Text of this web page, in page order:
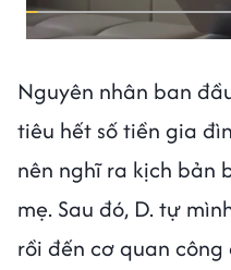
Nguyên nhân ban
tiêu hết số tiền gia
nên nghĩ ra kịch bản
mẹ. Sau đó, D. tự
rồi đến cơ quan